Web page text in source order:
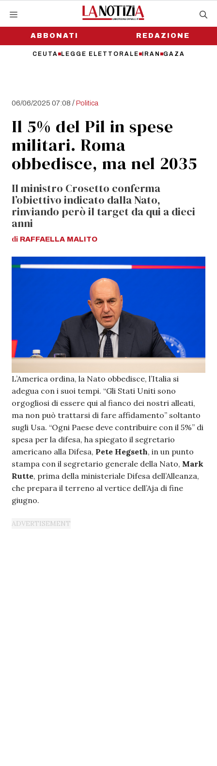
contenutoABBONATI
CEUTA LEGGE ELETTORALE IRAN GAZA
REDAZIONE
06/06/2025 07:08 /Politica
Il 5% del Pil in spese
militari. Roma
obbedisce, ma nel 2035
Il ministro Crosetto conferma
l’obiettivo indicato dalla Nato,
rinviando però il target da qui a dieci
anni
di RAFFAELLA MALITO
L’America ordina, la Nato obbedisce, l’Italia si
adegua con i suoi tempi. “Gli Stati Uniti sono
orgogliosi di essere qui al fianco dei nostri alleati,
ma non può trattarsi di fare affidamento” soltanto
sugli Usa. “Ogni Paese deve contribuire con il 5%” di
spesa per la difesa, ha spiegato il segretario
americano alla Difesa, Pete Hegseth, in un punto
stampa con il segretario generale della Nato, Mark
Rutte, prima della ministeriale Difesa dell’Alleanza,
che prepara il terreno al vertice dell’Aja di fine
giugno.